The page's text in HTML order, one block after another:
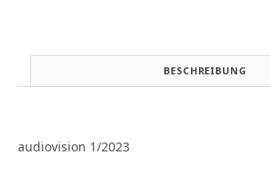
BESCHREIBUNG
audiovision 1/2023